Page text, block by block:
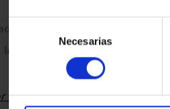
Selección
consentimiento
Necesarias
se reconoce que una
les descarta como parte del
«equipaje»se entiende